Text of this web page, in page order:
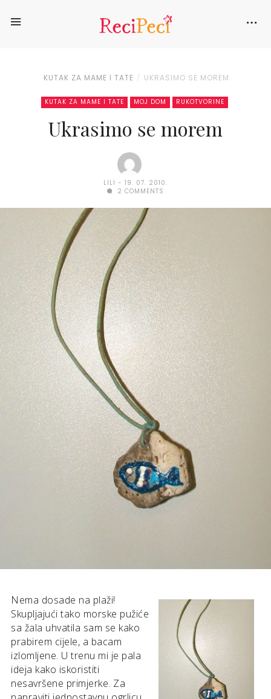
KUTAK ZA MAME I TATE UKRASIMO SE MOREM
KUTAK ZA MAME I TATE MOJ DOM RUKOTVORINE
Ukrasimo se morem
LILI
19. 07. 2010.
2 COMMENTS
Nema dosade na plaži!
Skupljajući tako morske pužiće
sa žala uhvatila sam se kako
prabirem cijele, a bacam
izlomljene. U trenu mi je pala
ideja kako iskoristiti
nesavršene primjerke. Za